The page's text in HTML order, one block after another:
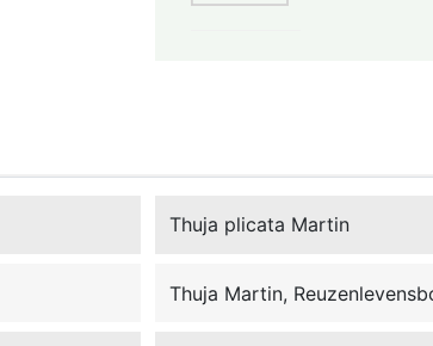
Thuja plicata Martin
Thuja Martin,